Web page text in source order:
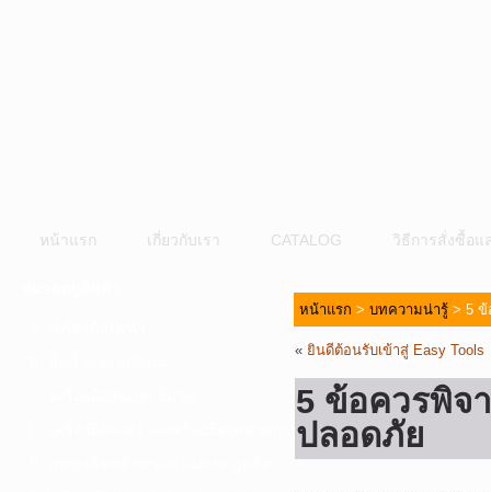
หน้าแรก เกี่ยวกับเรา CATALOG วิธีการสั่งซื้อแ
D. เครื่องมือก่อสร้าง-เครื่องมืออุตสาหกรรม
หน้าแรก > บทความน่ารู้ > 5 ข้
« ยินดีต้อนรับเข้าสู่ Easy Tools
5 ข้อควรพิจ
ปลอดภัย